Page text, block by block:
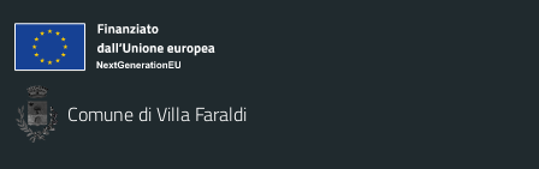
Comune di Villa Faraldi